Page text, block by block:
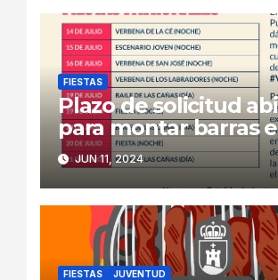
FIESTAS
Plazo de solicitud
para montar barras
eventos de las
Honor al Stmo.
Caridad 2024.
JUN 11, 2024
FIESTAS JUVENTUD